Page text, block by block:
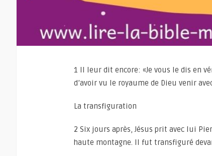
1 Il leur dit encore: «Je vous le dis en
d’avoir vu le royaume de Dieu venir
La transfiguration
2 Six jours après, Jésus prit avec lui
haute montagne. Il fut transfiguré